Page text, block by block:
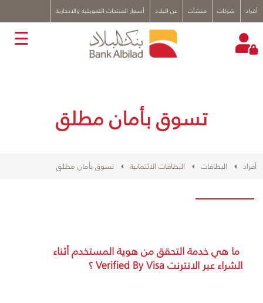
أفراد شركات منشآت عن البلاد أسعار المنتجات التمويلية والادخارية x☰
تسوق بأمان مطلق
أفراد البطاقات البطاقات الائتمانية تسوق بأمان مطلق
ما هي خدمة التحقق من هوية المستخدم أثناء
الشراء عبر الانترنت Verified By Visa ؟